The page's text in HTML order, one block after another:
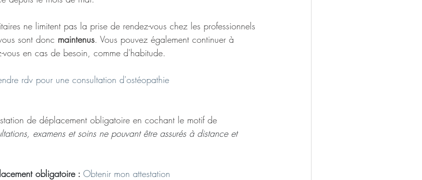
ne limitent pas la prise de rendez-vous chez les professionnels
sont donc maintenus. Vous pouvez également continuer à
vous en cas de besoin, comme d'habitude.
rdv pour une consultation d'ostéopathie
de déplacement obligatoire en cochant le motif de
examens et soins ne pouvant être assurés à distance et
obligatoire : Obtenir mon attestation